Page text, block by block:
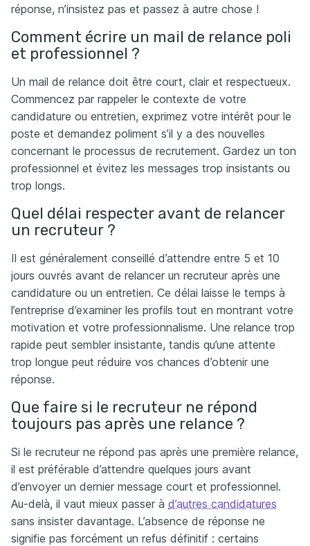
réponse, n’insistez pas et passez à autre chose !
Comment écrire un mail de relance poli
et professionnel ?
Un mail de relance doit être court, clair et respectueux.
Commencez par rappeler le contexte de votre
candidature ou entretien, exprimez votre intérêt pour le
poste et demandez poliment s’il y a des nouvelles
concernant le processus de recrutement. Gardez un ton
professionnel et évitez les messages trop insistants ou
trop longs.
Quel délai respecter avant de relancer
un recruteur ?
Il est généralement conseillé d’attendre entre 5 et 10
jours ouvrés avant de relancer un recruteur après une
candidature ou un entretien. Ce délai laisse le temps à
l’entreprise d’examiner les profils tout en montrant votre
motivation et votre professionnalisme. Une relance trop
rapide peut sembler insistante, tandis qu’une attente
trop longue peut réduire vos chances d’obtenir une
réponse.
Que faire si le recruteur ne répond
toujours pas après une relance ?
Si le recruteur ne répond pas après une première relance,
il est préférable d’attendre quelques jours avant
d’envoyer un dernier message court et professionnel.
Au-delà, il vaut mieux passer à d’autres candidatures
sans insister davantage. L’absence de réponse ne
signifie pas forcément un refus définitif : certains